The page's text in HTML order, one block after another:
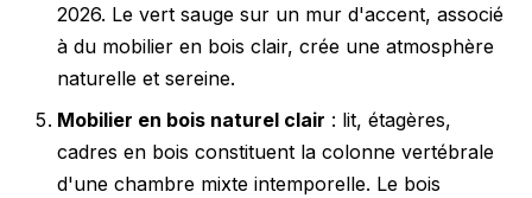
2026. Le vert sauge sur un mur d'accent, associé
à du mobilier en bois clair, crée une atmosphère
naturelle et sereine.
Mobilier en bois naturel clair : lit, étagères,
cadres en bois constituent la colonne vertébrale
d'une chambre mixte intemporelle. Le bois